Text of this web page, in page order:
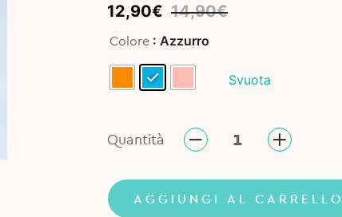
14,90€
Original
was:
14,90€.
12,90€
Current
is:
12,90€.
Colore : Azzurro
Svuota
Quantità
AGGIUNGI AL CARRELLO